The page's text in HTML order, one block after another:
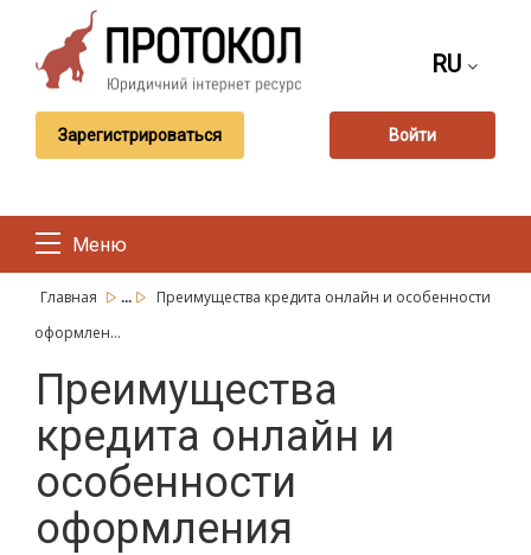
RU
Зарегистрироваться Войти
Меню
Главная ...
Преимущества кредита онлайн и особенности
оформлен...
Преимущества
кредита онлайн и
особенности
оформления